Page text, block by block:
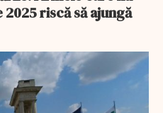
riscă să ajungă